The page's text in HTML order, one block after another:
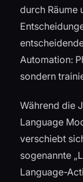
durch Räume
Automation:
sondern
Während die
Language
verschiebt
sogenannte
Language-